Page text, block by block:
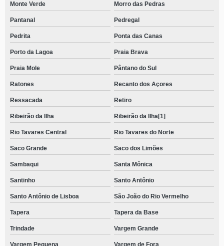
Monte Verde Morro das Pedras
Pantanal Pedregal
Pedrita Ponta das Canas
Porto da Lagoa Praia Brava
Praia Mole Pântano do Sul
Ratones Recanto dos Açores
Ressacada Retiro
Ribeirão da Ilha Ribeirão da Ilha[1]
Rio Tavares Central Rio Tavares do Norte
Saco Grande Saco dos Limões
Sambaqui Santa Mônica
Santinho Santo Antônio
Santo Antônio de Lisboa São João do Rio Vermelho
Tapera Tapera da Base
Trindade Vargem Grande
Vargem Pequena Vargem de Fora